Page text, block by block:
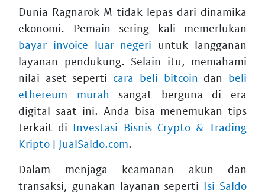
Dunia Ragnarok M tidak lepas dari dinamika
ekonomi. Pemain sering kali memerlukan
bayar invoice luar negeri untuk langganan
layanan pendukung. Selain itu, memahami
nilai aset seperti cara beli bitcoin dan beli
ethereum murah sangat berguna di era
digital saat ini. Anda bisa menemukan tips
terkait di Investasi Bisnis Crypto & Trading
Kripto | JualSaldo.com.
Dalam menjaga keamanan akun dan
transaksi, gunakan layanan seperti Isi Saldo